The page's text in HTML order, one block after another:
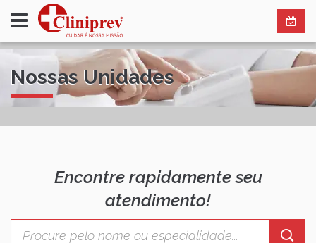
Nossas Unidades
Encontre rapidamente seu
atendimento!